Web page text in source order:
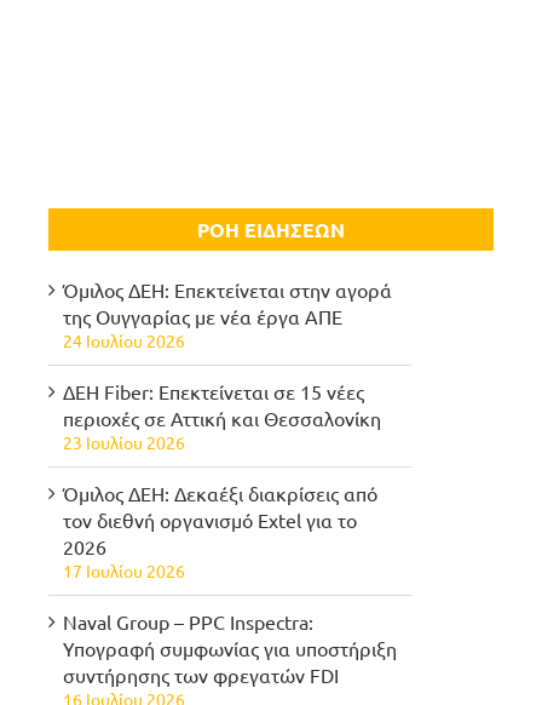
ΡΟΗ ΕΙΔΗΣΕΩΝ
Όμιλος ΔΕΗ: Επεκτείνεται στην αγορά
της Ουγγαρίας με νέα έργα ΑΠΕ
24 Ιουλίου 2026
ΔΕΗ Fiber: Επεκτείνεται σε 15 νέες
περιοχές σε Αττική και Θεσσαλονίκη
23 Ιουλίου 2026
Όμιλος ΔΕΗ: Δεκαέξι διακρίσεις από
τον διεθνή οργανισμό Extel για το
2026
17 Ιουλίου 2026
Naval Group – PPC Inspectra:
Υπογραφή συμφωνίας για υποστήριξη
συντήρησης των φρεγατών FDI
16 Ιουλίου 2026